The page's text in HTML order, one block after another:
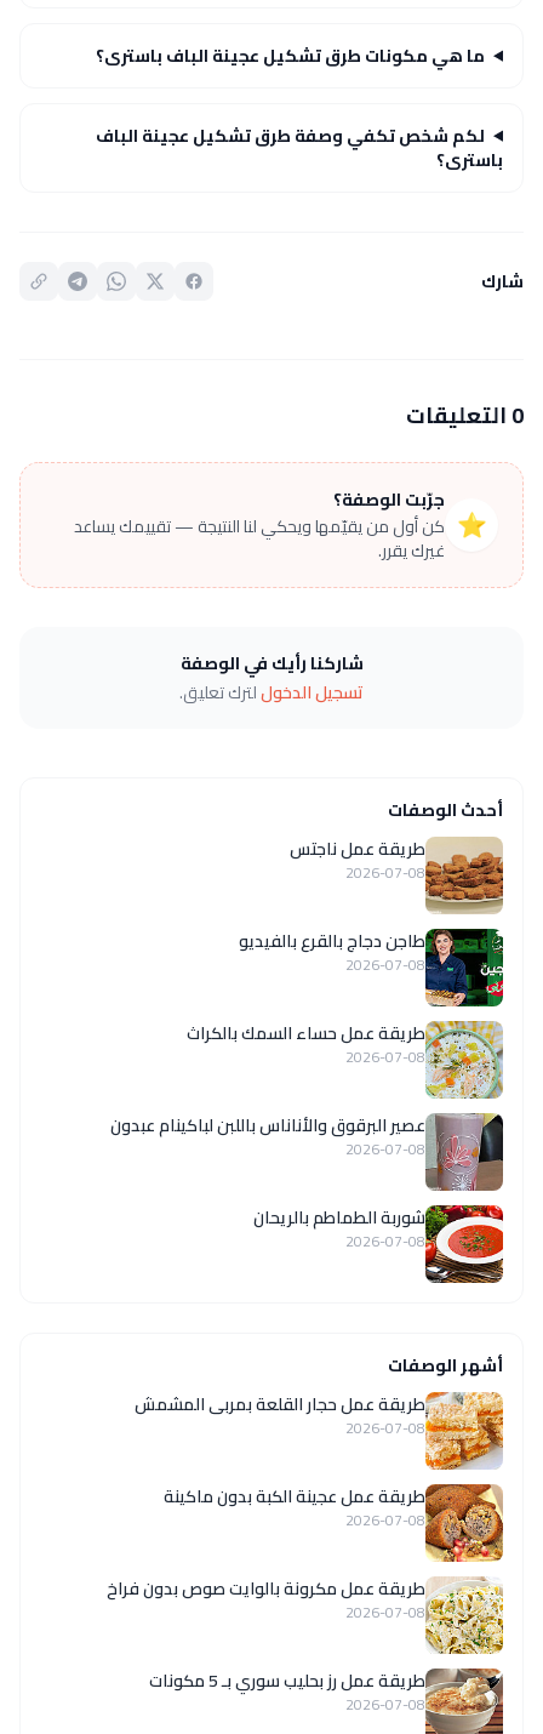
ما هي مكونات طرق تشكيل عجينة الباف باسترى؟
لكم شخص تكفي وصفة طرق تشكيل عجينة الباف
باسترى؟
شارك
0 التعليقات
⭐
جرّبت الوصفة؟
كن أول من يقيّمها ويحكي لنا النتيجة — تقييمك يساعد
غيرك يقرر.
شاركنا رأيك في الوصفة
تسجيل الدخوللترك تعليق.
أحدث الوصفات
طريقة عمل ناجتس
2026-07-08
طاجن دجاج بالقرع بالفيديو
2026-07-08
طريقة عمل حساء السمك بالكراث
2026-07-08
عصير البرقوق والأناناس باللبن لباكينام عبدون
2026-07-08
شوربة الطماطم بالريحان
2026-07-08
أشهر الوصفات
طريقة عمل حجار القلعة بمربى المشمش
2026-07-08
طريقة عمل عجينة الكبة بدون ماكينة
2026-07-08
طريقة عمل مكرونة بالوايت صوص بدون فراخ
2026-07-08
طريقة عمل رز بحليب سوري بـ 5 مكونات
2026-07-08